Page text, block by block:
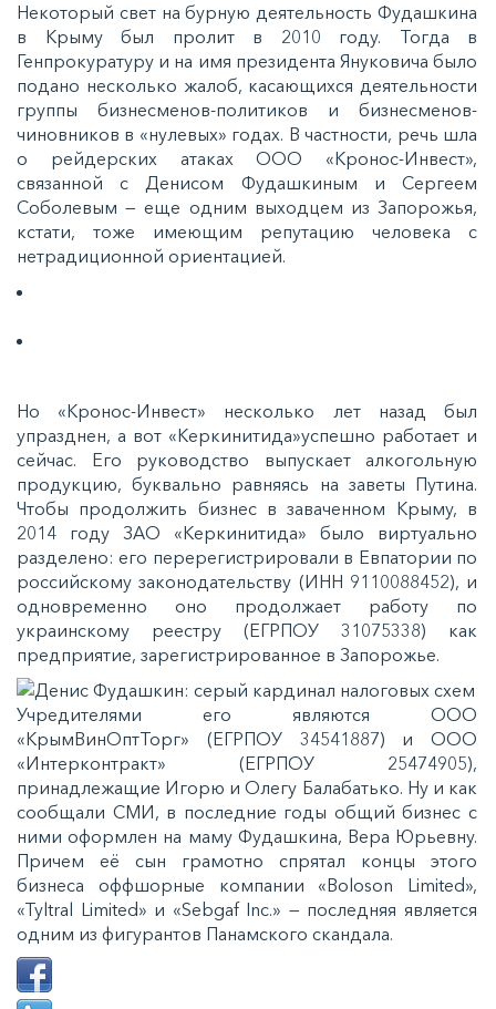
Некоторый свет на бурную деятельность Фудашкина
в Крыму был пролит в 2010 году. Тогда в
Генпрокуратуру и на имя президента Януковича было
подано несколько жалоб, касающихся деятельности
группы бизнесменов-политиков и бизнесменов-
чиновников в «нулевых» годах. В частности, речь шла
о рейдерских атаках ООО «Кронос-Инвест»,
связанной с Денисом Фудашкиным и Сергеем
Соболевым — еще одним выходцем из Запорожья,
кстати, тоже имеющим репутацию человека с
нетрадиционной ориентацией.
Но «Кронос-Инвест» несколько лет назад был
упразднен, а вот «Керкинитида»успешно работает и
сейчас. Его руководство выпускает алкогольную
продукцию, буквально равняясь на заветы Путина.
Чтобы продолжить бизнес в заваченном Крыму, в
2014 году ЗАО «Керкинитида» было виртуально
разделено: его перерегистрировали в Евпатории по
российскому законодательству (ИНН 9110088452), и
одновременно оно продолжает работу по
украинскому реестру (ЕГРПОУ 31075338) как
предприятие, зарегистрированное в Запорожье.
Учредителями его являются ООО
«КрымВинОптТорг» (ЕГРПОУ 34541887) и ООО
«Интерконтракт» (ЕГРПОУ 25474905),
принадлежащие Игорю и Олегу Балабатько. Ну и как
сообщали СМИ, в последние годы общий бизнес с
ними оформлен на маму Фудашкина, Вера Юрьевну.
Причем её сын грамотно спрятал концы этого
бизнеса оффшорные компании «Boloson Limited»,
«Tyltral Limited» и «Sebgaf Inc.» — последняя является
одним из фигурантов Панамского скандала.